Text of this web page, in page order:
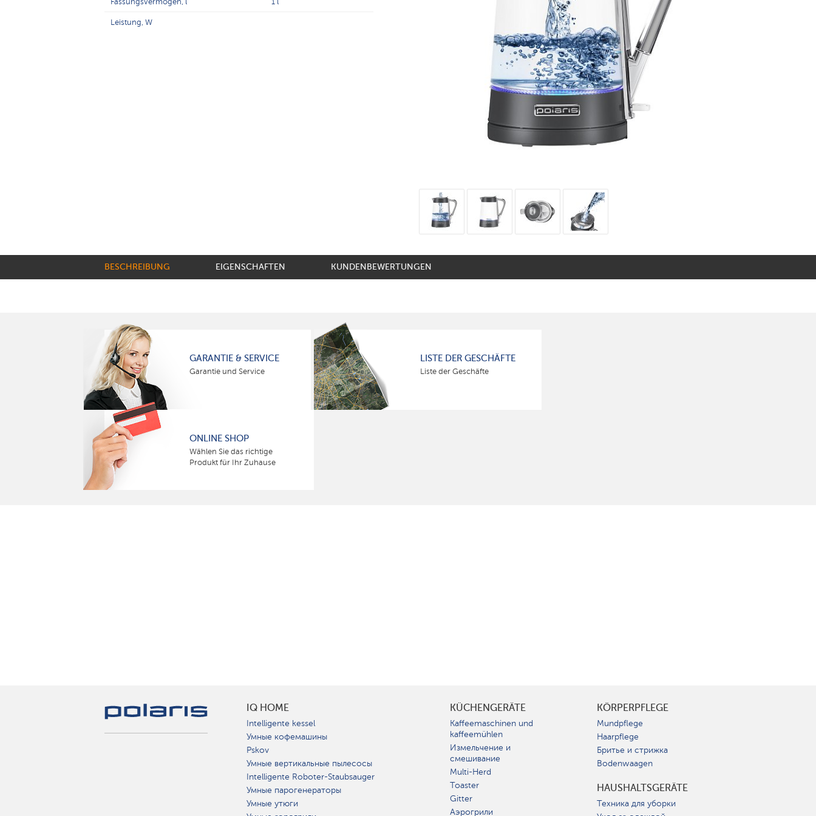
Leistung, W
BESCHREIBUNG EIGENSCHAFTEN KUNDENBEWERTUNGEN
GARANTIE & SERVICE
Garantie und Service
LISTE DER GESCHÄFTE
Liste der Geschäfte
ONLINE SHOP
Wählen Sie das richtige
Produkt für Ihr Zuhause
IQ HOME
Intelligente kessel
Умные кофемашины
Pskov
Умные вертикальные пылесосы
Intelligente Roboter-Staubsauger
Умные парогенераторы
Умные утюги
KÜCHENGERÄTE
Kaffeemaschinen und
kaffeemühlen
Измельчение и
смешивание
Multi-Herd
Toaster
Gitter
Аэрогрили
KÖRPERPFLEGE
Mundpflege
Haarpflege
Бритье и стрижка
Bodenwaagen
HAUSHALTSGERÄTE
Техника для уборки